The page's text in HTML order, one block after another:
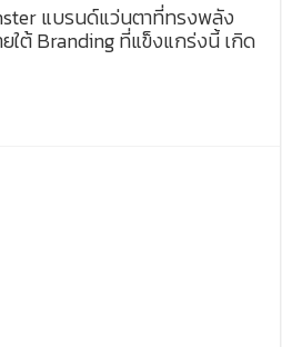
แบรนด์แว่นตาที่ทรงพลัง
ใต้ Branding ที่แข็งแกร่งนี้ เกิด